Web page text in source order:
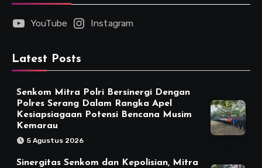
YouTube Instagram
Latest Posts
Senkom Mitra Polri Bersinergi Dengan
Polres Serang Dalam Rangka Apel
Kesiapsiagaan Potensi Bencana Musim
Kemarau
5 Agustus 2026
Sinergitas Senkom dan Kepolisian, Mitra